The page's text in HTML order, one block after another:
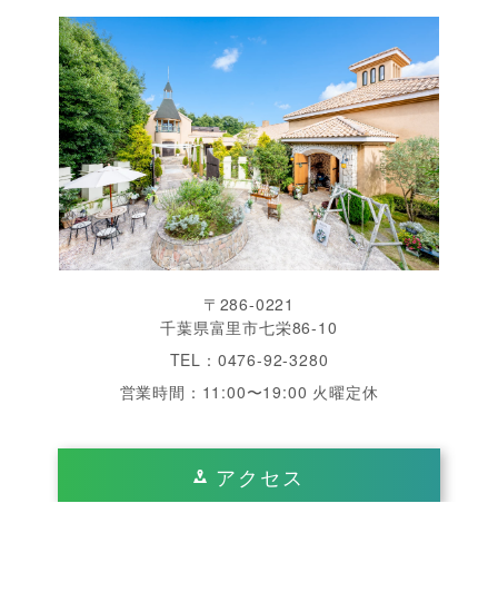
〒286-0221
千葉県富里市七栄86-10
TEL：0476-92-3280
営業時間：11:00〜19:00 火曜定休
アクセス